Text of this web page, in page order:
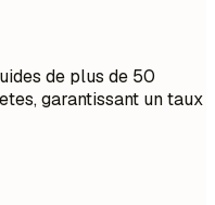
de plus de 50
garantissant un taux